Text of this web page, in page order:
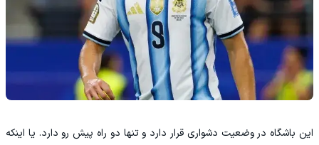
این باشگاه در وضعیت دشواری قرار دارد و تنها دو راه پیش رو دارد. یا اینکه